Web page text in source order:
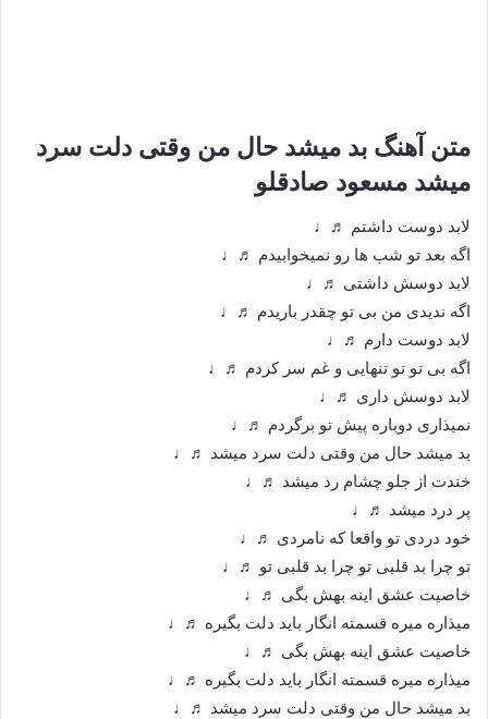
متن آهنگ بد میشد حال من وقتی دلت سرد
میشد مسعود صادقلو
لابد دوست داشتم ♬♩
اگه بعد تو شب ها رو نمیخوابیدم ♬♩
لابد دوسش داشتی ♬♩
اگه ندیدی من بی تو چقدر باریدم ♬♩
لابد دوست دارم ♬♩
اگه بی تو تو تنهایی و غم سر کردم ♬♩
لابد دوسش داری ♬♩
نمیذاری دوباره پیش تو برگردم ♬♩
بد میشد حال من وقتی دلت سرد میشد ♬♩
خندت از جلو چشام رد میشد ♬♩
پر درد میشد ♬♩
خود دردی تو واقعا که نامردی ♬♩
تو چرا بد قلبی تو چرا بد قلبی تو ♬♩
خاصیت عشق اینه بهش بگی ♬♩
میذاره میره قسمته انگار باید دلت بگیره ♬♩
خاصیت عشق اینه بهش بگی ♬♩
میذاره میره قسمته انگار باید دلت بگیره ♬♩
بد میشد حال من وقتی دلت سرد میشد ♬♩